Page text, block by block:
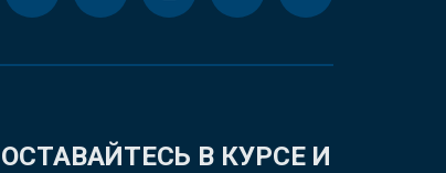
ОСТАВАЙТЕСЬ В КУРСЕ И